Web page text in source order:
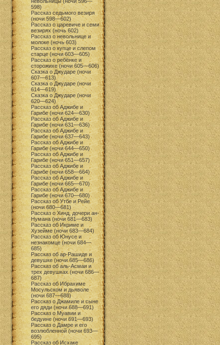
598)
Рассказ седьмого везиря
(ночи 598—602)
Рассказ о царевиче и семи
везирях (ночь 602)
Рассказ о невольнице и
молоке (ночь 603)
Рассказ о купце и слепом
старце (ночи 603—605)
Рассказ о ребёнке и
сторожихе (ночи 605—606)
Сказка о Джударе (ночи
607—613)
Сказка о Джударе (ночи
614—619)
Сказка о Джударе (ночи
620—624)
Рассказ об Аджибе и
Гарибе (ночи 624—630)
Рассказ об Аджибе и
Гарибе (ночи 631—636)
Рассказ об Аджибе и
Гарибе (ночи 637—643)
Рассказ об Аджибе и
Гарибе (ночи 644—650)
Рассказ об Аджибе и
Гарибе (ночи 651—657)
Рассказ об Аджибе и
Гарибе (ночи 658—664)
Рассказ об Аджибе и
Гарибе (ночи 665—670)
Рассказ об Аджибе и
Гарибе (ночи 670—680)
Рассказ об Утбе и Рейе
(ночи 680—681)
Рассказ о Хинд, дочери ан-
Нумана (ночи 681—683)
Рассказ об Икриме и
Хузейме (ночи 683—684)
Рассказ об Юнусе и
незнакомце (ночи 684—
685)
Рассказ об ар-Рашиде и
девушке (ночи 685—686)
Рассказ об аль-Асмаи и
трех девушках (ночи 686—
687)
Рассказ об Ибрахиме
Мосульском и дьяволе
(ночи 687—688)
Рассказ о Джамиле и сыне
его дяди (ночи 688—691)
Рассказ о Муавии и
бедуине (ночи 691—693)
Рассказ о Дамре и его
возлюбленной (ночи 693—
695)
Рассказ об Исхаке